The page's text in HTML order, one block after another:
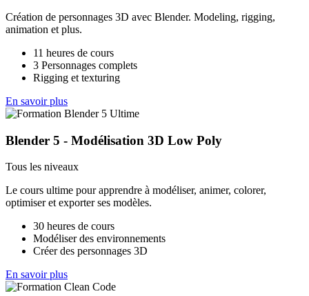
Création de personnages 3D avec Blender. Modeling, rigging,
animation et plus.
11 heures de cours
3 Personnages complets
Rigging et texturing
En savoir plus
Blender 5 - Modélisation 3D Low Poly
Tous les niveaux
Le cours ultime pour apprendre à modéliser, animer, colorer,
optimiser et exporter ses modèles.
30 heures de cours
Modéliser des environnements
Créer des personnages 3D
En savoir plus